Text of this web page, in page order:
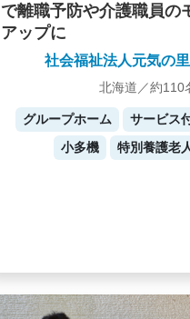
で離職予防や介護職員の
アップに
社会福祉法人元気の
北海道／約110
グループホーム
サービス
小多機
特別養護老